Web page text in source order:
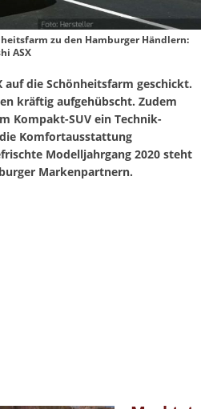
zu den Hamburger Händlern:
ASX
auf die Schönheitsfarm geschickt.
kräftig aufgehübscht. Zudem
Kompakt-SUV ein Technik-
Komfortausstattung
Modelljahrgang 2020 steht
Markenpartnern.